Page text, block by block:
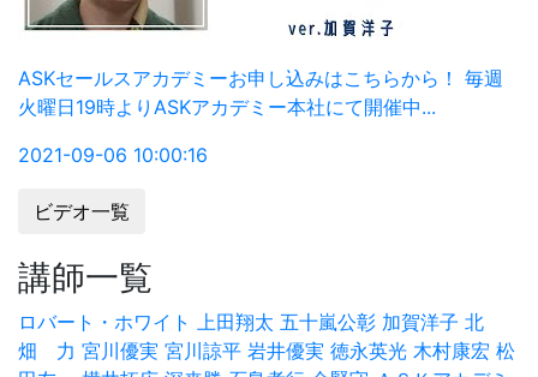
ビデオ一覧
講師一覧
ロバート・ホワイト 上田翔太 五十嵐公彰 加賀洋子 北
畑 力 宮川優実 宮川諒平 岩井優実 徳永英光 木村康宏 松